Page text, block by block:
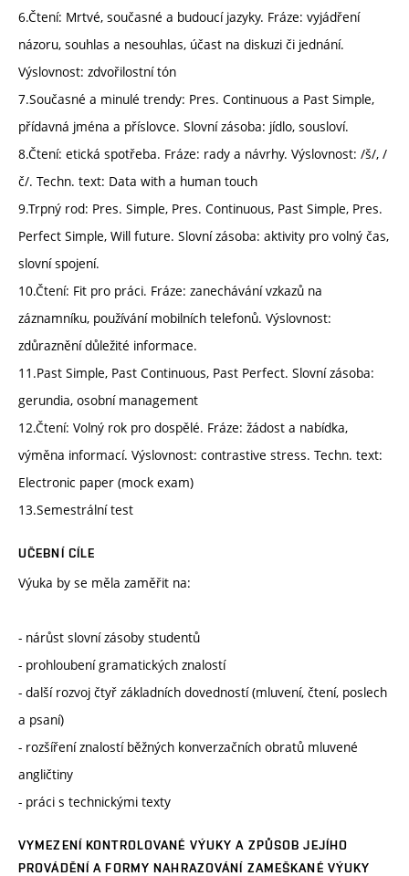
6.Čtení: Mrtvé, současné a budoucí jazyky. Fráze: vyjádření
názoru, souhlas a nesouhlas, účast na diskuzi či jednání.
Výslovnost: zdvořilostní tón
7.Současné a minulé trendy: Pres. Continuous a Past Simple,
přídavná jména a příslovce. Slovní zásoba: jídlo, sousloví.
8.Čtení: etická spotřeba. Fráze: rady a návrhy. Výslovnost: /š/, /
č/. Techn. text: Data with a human touch
9.Trpný rod: Pres. Simple, Pres. Continuous, Past Simple, Pres.
Perfect Simple, Will future. Slovní zásoba: aktivity pro volný čas,
slovní spojení.
10.Čtení: Fit pro práci. Fráze: zanechávání vzkazů na
záznamníku, používání mobilních telefonů. Výslovnost:
zdůraznění důležité informace.
11.Past Simple, Past Continuous, Past Perfect. Slovní zásoba:
gerundia, osobní management
12.Čtení: Volný rok pro dospělé. Fráze: žádost a nabídka,
výměna informací. Výslovnost: contrastive stress. Techn. text:
Electronic paper (mock exam)
13.Semestrální test
UČEBNÍ CÍLE
Výuka by se měla zaměřit na:
- nárůst slovní zásoby studentů
- prohloubení gramatických znalostí
- další rozvoj čtyř základních dovedností (mluvení, čtení, poslech
a psaní)
- rozšíření znalostí běžných konverzačních obratů mluvené
angličtiny
- práci s technickými texty
VYMEZENÍ KONTROLOVANÉ VÝUKY A ZPŮSOB JEJÍHO
PROVÁDĚNÍ A FORMY NAHRAZOVÁNÍ ZAMEŠKANÉ VÝUKY